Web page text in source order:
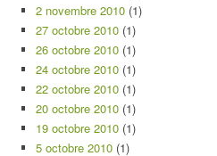
2 novembre 2010 (1)
27 octobre 2010 (1)
26 octobre 2010 (1)
24 octobre 2010 (1)
22 octobre 2010 (1)
20 octobre 2010 (1)
19 octobre 2010 (1)
5 octobre 2010 (1)